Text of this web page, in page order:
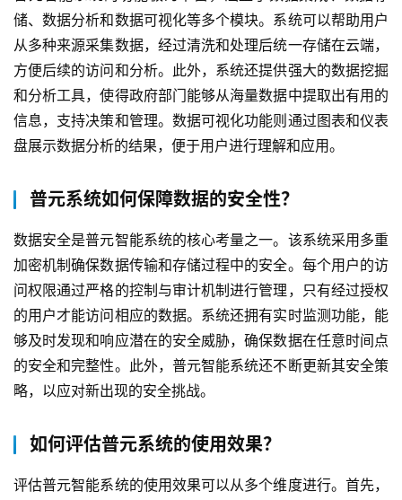
储、数据分析和数据可视化等多个模块。系统可以帮助用户
从多种来源采集数据，经过清洗和处理后统一存储在云端，
方便后续的访问和分析。此外，系统还提供强大的数据挖掘
和分析工具，使得政府部门能够从海量数据中提取出有用的
信息，支持决策和管理。数据可视化功能则通过图表和仪表
盘展示数据分析的结果，便于用户进行理解和应用。
普元系统如何保障数据的安全性？
数据安全是普元智能系统的核心考量之一。该系统采用多重
加密机制确保数据传输和存储过程中的安全。每个用户的访
问权限通过严格的控制与审计机制进行管理，只有经过授权
的用户才能访问相应的数据。系统还拥有实时监测功能，能
够及时发现和响应潜在的安全威胁，确保数据在任意时间点
的安全和完整性。此外，普元智能系统还不断更新其安全策
略，以应对新出现的安全挑战。
如何评估普元系统的使用效果？
评估普元智能系统的使用效果可以从多个维度进行。首先，